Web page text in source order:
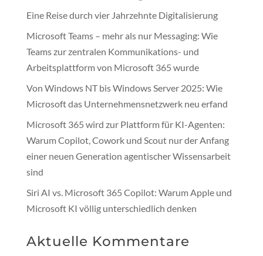
Eine Reise durch vier Jahrzehnte Digitalisierung
Microsoft Teams – mehr als nur Messaging: Wie
Teams zur zentralen Kommunikations- und
Arbeitsplattform von Microsoft 365 wurde
Von Windows NT bis Windows Server 2025: Wie
Microsoft das Unternehmensnetzwerk neu erfand
Microsoft 365 wird zur Plattform für KI-Agenten:
Warum Copilot, Cowork und Scout nur der Anfang
einer neuen Generation agentischer Wissensarbeit
sind
Siri AI vs. Microsoft 365 Copilot: Warum Apple und
Microsoft KI völlig unterschiedlich denken
Aktuelle Kommentare